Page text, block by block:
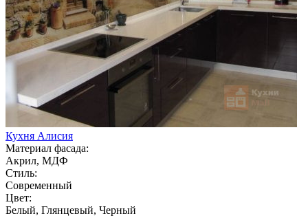
Кухня Алисия
Материал фасада:
Акрил, МДФ
Стиль:
Современный
Цвет:
Белый, Глянцевый, Черный